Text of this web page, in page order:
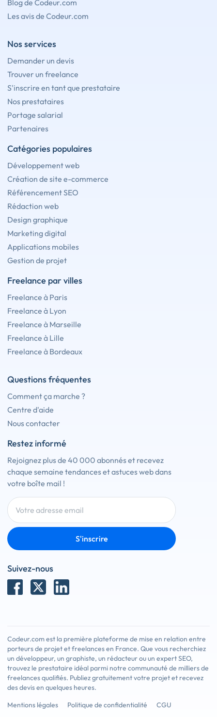
Blog de Codeur.com
Les avis de Codeur.com
Nos services
Demander un devis
Trouver un freelance
S'inscrire en tant que prestataire
Nos prestataires
Portage salarial
Partenaires
Catégories populaires
Développement web
Création de site e-commerce
Référencement SEO
Rédaction web
Design graphique
Marketing digital
Applications mobiles
Gestion de projet
Freelance par villes
Freelance à Paris
Freelance à Lyon
Freelance à Marseille
Freelance à Lille
Freelance à Bordeaux
Questions fréquentes
Comment ça marche ?
Centre d'aide
Nous contacter
Restez informé
Rejoignez plus de 40 000 abonnés et recevez
chaque semaine tendances et astuces web dans
votre boîte mail !
S'inscrire
Suivez-nous
Codeur.com est la première plateforme de mise en relation entre
porteurs de projet et freelances en France. Que vous recherchiez
un développeur, un graphiste, un rédacteur ou un expert SEO,
trouvez le prestataire idéal parmi notre communauté de milliers de
freelances qualifiés. Publiez gratuitement votre projet et recevez
des devis en quelques heures.
Mentions légales
Politique de confidentialité CGU